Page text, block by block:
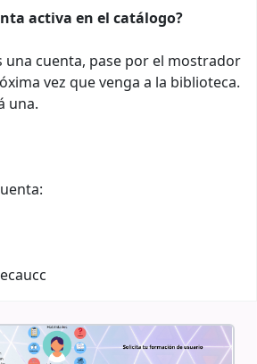
activa en el catálogo?
una cuenta, pase por el mostrador
vez que venga a la biblioteca.
una.